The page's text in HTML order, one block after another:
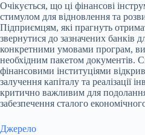
Очікується, що ці фінансові
стимулом для відновлення та
Підприємцям, які прагнуть
звернутися до зазначених банків
конкретними умовами програм,
необхідним пакетом документів.
фінансовими інституціями
залучення капіталу та реалізації
критично важливим для подолання
забезпечення сталого
Джерело